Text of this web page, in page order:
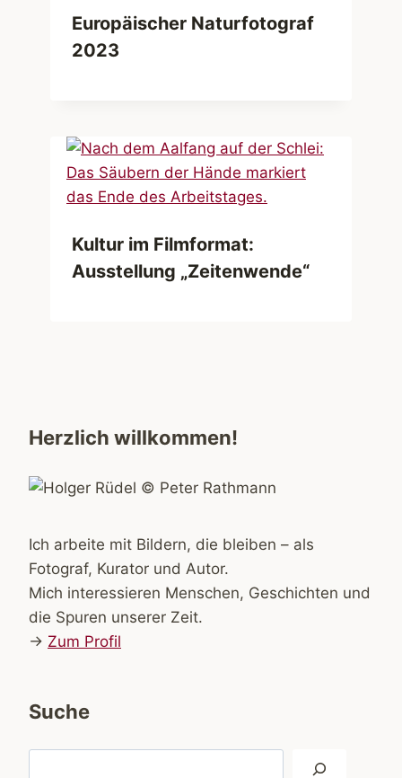
Europäischer Naturfotograf
2023
Kultur im Filmformat:
Ausstellung „Zeitenwende“
Herzlich willkommen!
Ich arbeite mit Bildern, die bleiben – als
Fotograf, Kurator und Autor.
Mich interessieren Menschen, Geschichten und
die Spuren unserer Zeit.
→ Zum Profil
Suche